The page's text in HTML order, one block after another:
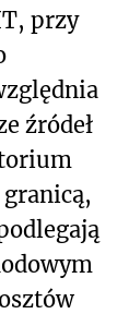
przy
źródeł